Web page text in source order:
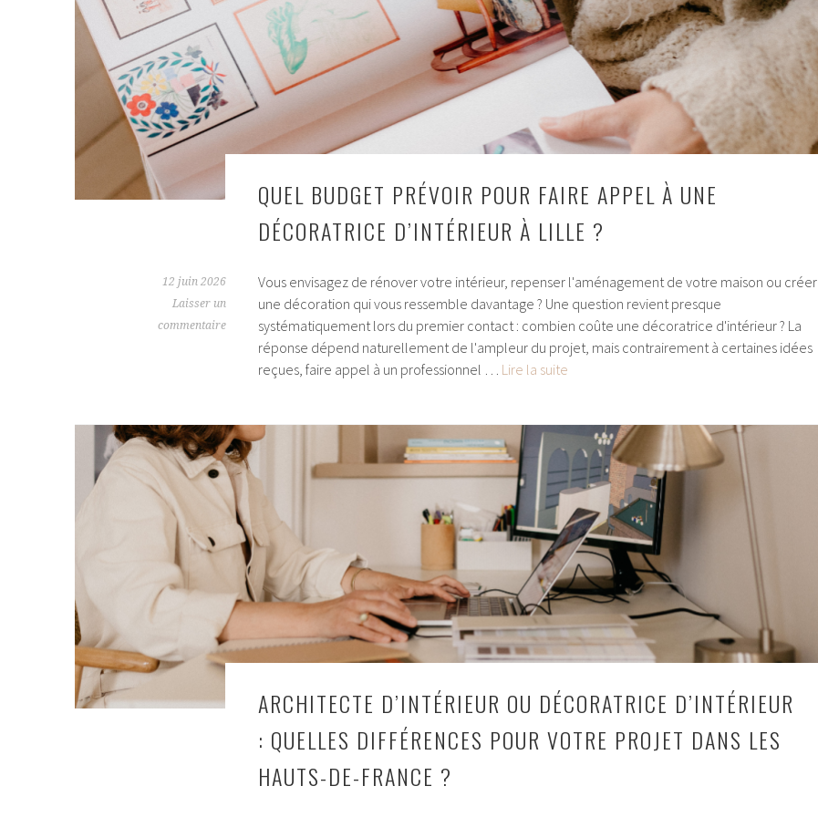
QUEL BUDGET PRÉVOIR POUR FAIRE APPEL À UNE
DÉCORATRICE D’INTÉRIEUR À LILLE ?
12 juin 2026
Laisser un
commentaire
Vous envisagez de rénover votre intérieur, repenser l'aménagement de votre maison ou créer
une décoration qui vous ressemble davantage ? Une question revient presque
systématiquement lors du premier contact : combien coûte une décoratrice d'intérieur ? La
réponse dépend naturellement de l'ampleur du projet, mais contrairement à certaines idées
reçues, faire appel à un professionnel … Lire la suite
pour
faire
appel
à
une
décoratrice
d’intérieur
à
Lille
?
ARCHITECTE D’INTÉRIEUR OU DÉCORATRICE D’INTÉRIEUR
: QUELLES DIFFÉRENCES POUR VOTRE PROJET DANS LES
HAUTS-DE-FRANCE ?